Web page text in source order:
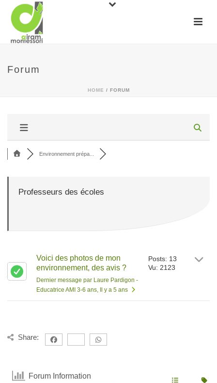
Forum
HOME / FORUM
Environnement prépa...
Professeurs des écoles
Voici des photos de mon
environnement, des avis ?
Dernier message par Laure Pardigon -
Educatrice AMI 3-6 ans, Il y a 5 ans
Posts: 13
Vu: 2123
Share:
Forum Information